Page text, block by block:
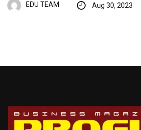
EDU TEAM Aug 30, 2023